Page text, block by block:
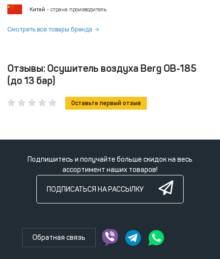
Китай - страна производитель
Смотреть все товары бренда
Отзывы: Осушитель воздуха Berg ОВ-185
(до 13 бар)
Оставьте первый отзыв
Подпишитесь и получайте больше скидок на весь
ассортимент наших товаров!
ПОДПИСАТЬСЯ НА РАССЫЛКУ
Обратная связь